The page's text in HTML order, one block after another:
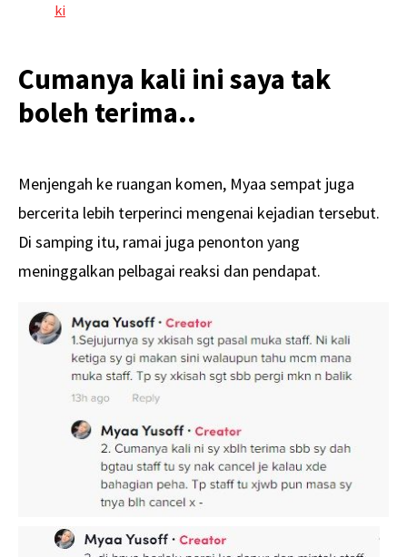
ki
Cumanya kali ini saya tak
boleh terima..
Menjengah ke ruangan komen, Myaa sempat juga
bercerita lebih terperinci mengenai kejadian tersebut.
Di samping itu, ramai juga penonton yang
meninggalkan pelbagai reaksi dan pendapat.